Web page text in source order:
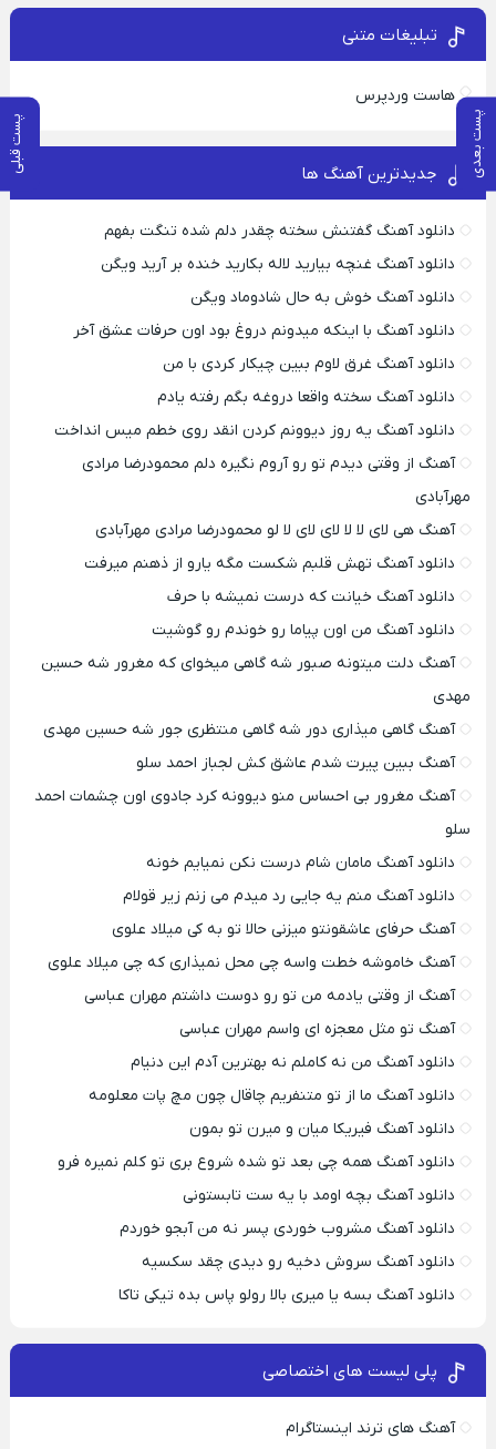
پست بعدی پست قبلی
تبلیغات متنی
هاست وردپرس
جدیدترین آهنگ ها
دانلود آهنگ گفتنش سخته چقدر دلم شده تنگت بفهم
دانلود آهنگ غنچه بیارید لاله بکارید خنده بر آرید ویگن
دانلود آهنگ خوش به حال شادوماد ویگن
دانلود آهنگ با اینکه میدونم دروغ بود اون حرفات عشق آخر
دانلود آهنگ غرق لاوم ببین چیکار کردی با من
دانلود آهنگ سخته واقعا دروغه بگم رفته یادم
دانلود آهنگ یه روز دیوونم کردن انقد روی خطم میس انداخت
آهنگ از وقتی دیدم تو رو آروم نگیره دلم محمودرضا مرادی
مهرآبادی
آهنگ هی لای لا لا لای لای لا لو محمودرضا مرادی مهرآبادی
دانلود آهنگ تهش قلبم شکست مگه یارو از ذهنم میرفت
دانلود آهنگ خیانت که درست نمیشه با حرف
دانلود آهنگ من اون پیاما رو خوندم رو گوشیت
آهنگ دلت میتونه صبور شه گاهی میخوای که مغرور شه حسین
مهدی
آهنگ گاهی میذاری دور شه گاهی منتظری جور شه حسین مهدی
آهنگ ببین پیرت شدم عاشق کش لجباز احمد سلو
آهنگ مغرور بی احساس منو دیوونه کرد جادوی اون چشمات احمد
سلو
دانلود آهنگ مامان شام درست نکن نمیایم خونه
دانلود آهنگ منم یه جایی رد میدم می زنم زیر قولام
آهنگ حرفای عاشقونتو میزنی حالا تو به کی میلاد علوی
آهنگ خاموشه خطت واسه چی محل نمیذاری که چی میلاد علوی
آهنگ از وقتی یادمه من تو رو دوست داشتم مهران عباسی
آهنگ تو مثل معجزه ای واسم مهران عباسی
دانلود آهنگ من نه کاملم نه بهترین آدم این دنیام
دانلود آهنگ ما از تو متنفریم چاقال چون مچ پات معلومه
دانلود آهنگ فیریکا میان و میرن تو بمون
دانلود آهنگ همه چی بعد تو شده شروع بری تو کلم نمیره فرو
دانلود آهنگ بچه اومد با یه ست تابستونی
دانلود آهنگ مشروب خوردی پسر نه من آبجو خوردم
دانلود آهنگ سروش دخیه رو دیدی چقد سکسیه
دانلود آهنگ بسه یا میری بالا رولو پاس بده تیکی تاکا
پلی لیست های اختصاصی
آهنگ های ترند اینستاگرام